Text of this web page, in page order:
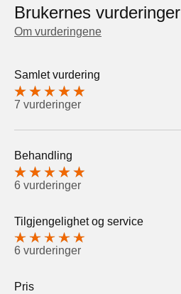
Brukernes vurderinger
Om vurderingene
Samlet vurdering
7 vurderinger
Behandling
6 vurderinger
Tilgjengelighet og service
6 vurderinger
Pris